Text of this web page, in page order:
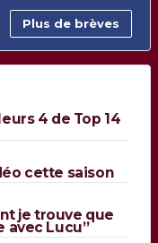
Plus de brèves
4 de Top 14
cette saison
je trouve que
avec Lucu”